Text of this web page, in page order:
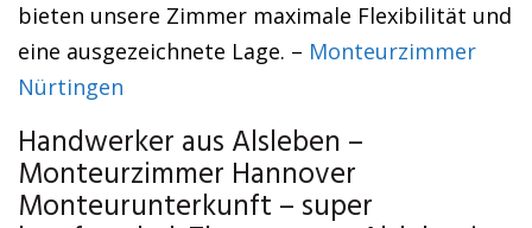
bieten unsere Zimmer maximale Flexibilität und
eine ausgezeichnete Lage. – Monteurzimmer
Nürtingen
Handwerker aus Alsleben –
Monteurzimmer Hannover
Monteurunterkunft – super